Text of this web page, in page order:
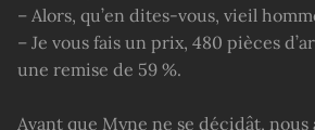
– Alors, qu’en dites-vous, vieil
– Je vous fais un prix, 480 pièces
une remise de 59 %.
Avant que Myne ne se décidât, nous